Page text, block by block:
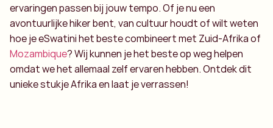
ervaringen passen bij jouw tempo. Of je nu een
avontuurlijke hiker bent, van cultuur houdt of wilt weten
hoe je eSwatini het beste combineert met Zuid-Afrika of
Mozambique? Wij kunnen je het beste op weg helpen
omdat we het allemaal zelf ervaren hebben. Ontdek dit
unieke stukje Afrika en laat je verrassen!